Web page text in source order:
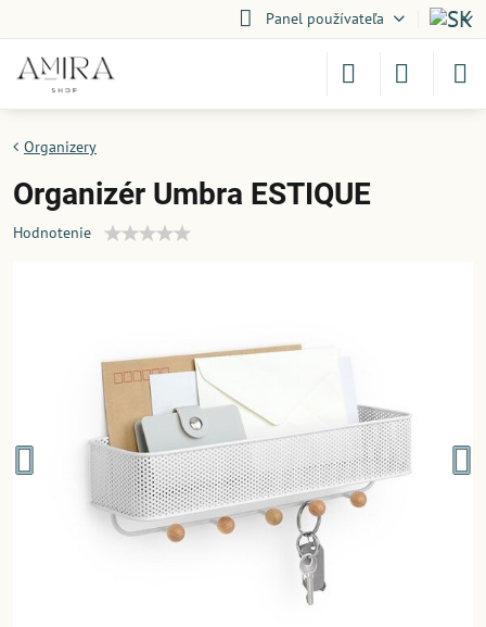
Panel používateľa
Organizery
Organizér Umbra ESTIQUE
Hodnotenie